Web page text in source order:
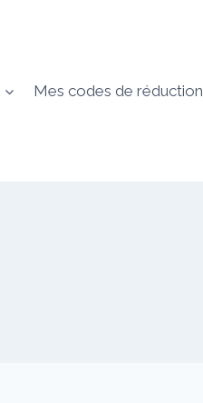
Mes codes de réduction